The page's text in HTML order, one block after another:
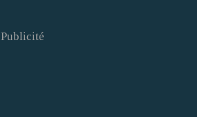
Publicité